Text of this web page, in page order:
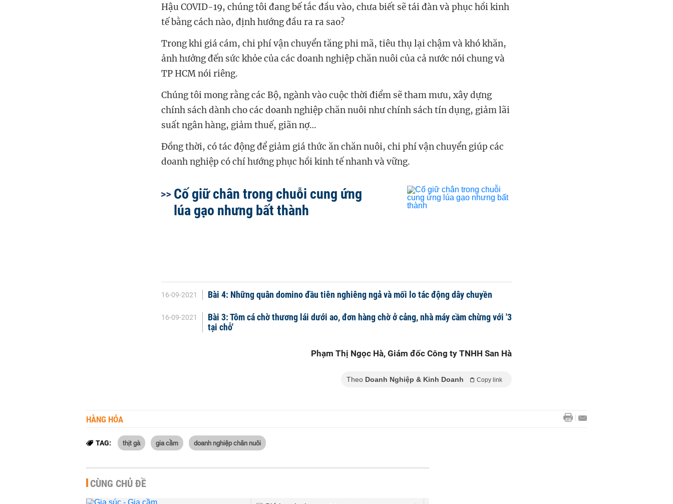
Hậu COVID-19, chúng tôi đang bế tắc đầu vào, chưa biết sẽ tái đàn và phục hồi kinh
tế bằng cách nào, định hướng đầu ra ra sao?
Trong khi giá cám, chi phí vận chuyển tăng phi mã, tiêu thụ lại chậm và khó khăn,
ảnh hưởng đến sức khỏe của các doanh nghiệp chăn nuôi của cả nước nói chung và
TP HCM nói riêng.
Chúng tôi mong rằng các Bộ, ngành vào cuộc thời điểm sẽ tham mưu, xây dựng
chính sách dành cho các doanh nghiệp chăn nuôi như chính sách tín dụng, giảm lãi
suất ngân hàng, giảm thuế, giãn nợ…
Đồng thời, có tác động để giảm giá thức ăn chăn nuôi, chi phí vận chuyển giúp các
doanh nghiệp có chí hướng phục hồi kinh tế nhanh và vững.
Cố giữ chân trong chuỗi cung ứng
lúa gạo nhưng bất thành
16-09-2021 Bài 4: Những quân domino đầu tiên nghiêng ngả và mối lo tác động dây chuyền
16-09-2021
Bài 3: Tôm cá chờ thương lái dưới ao, đơn hàng chờ ở cảng, nhà máy cầm chừng với '3
tại chỗ'
Phạm Thị Ngọc Hà, Giám đốc Công ty TNHH San Hà
Theo Doanh Nghiệp & Kinh Doanh Copy link
HÀNG HÓA
TAG: thịt gà gia cầm doanh nghiệp chăn nuôi
CÙNG CHỦ ĐỀ